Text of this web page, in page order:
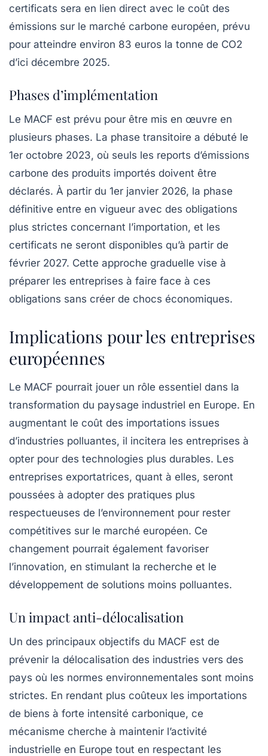
certificats sera en lien direct avec le coût des
émissions sur le marché carbone européen, prévu
pour atteindre environ 83 euros la tonne de CO2
d’ici décembre 2025.
Phases d’implémentation
Le MACF est prévu pour être mis en œuvre en
plusieurs phases. La phase transitoire a débuté le
1er octobre 2023, où seuls les reports d’émissions
carbone des produits importés doivent être
déclarés. À partir du 1er janvier 2026, la phase
définitive entre en vigueur avec des obligations
plus strictes concernant l’importation, et les
certificats ne seront disponibles qu’à partir de
février 2027. Cette approche graduelle vise à
préparer les entreprises à faire face à ces
obligations sans créer de chocs économiques.
Implications pour les entreprises
européennes
Le MACF pourrait jouer un rôle essentiel dans la
transformation du paysage industriel en Europe. En
augmentant le coût des importations issues
d’industries polluantes, il incitera les entreprises à
opter pour des technologies plus durables. Les
entreprises exportatrices, quant à elles, seront
poussées à adopter des pratiques plus
respectueuses de l’environnement pour rester
compétitives sur le marché européen. Ce
changement pourrait également favoriser
l’innovation, en stimulant la recherche et le
développement de solutions moins polluantes.
Un impact anti-délocalisation
Un des principaux objectifs du MACF est de
prévenir la délocalisation des industries vers des
pays où les normes environnementales sont moins
strictes. En rendant plus coûteux les importations
de biens à forte intensité carbonique, ce
mécanisme cherche à maintenir l’activité
industrielle en Europe tout en respectant les